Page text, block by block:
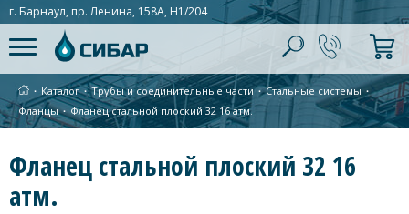
г. Барнаул, пр. Ленина, 158А, Н1/204
∙ Каталог ∙Трубы и соединительные части ∙Стальные системы ∙
Фланцы ∙ Фланец стальной плоский 32 16 атм.
Фланец стальной плоский 32 16
атм.